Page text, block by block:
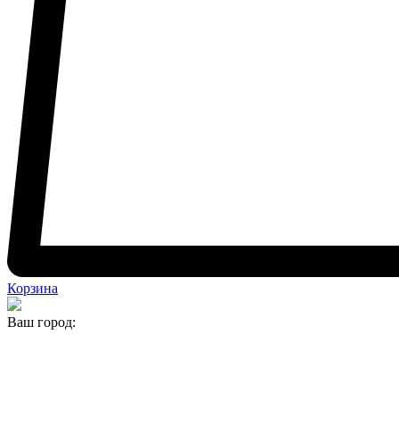
Корзина
Ваш город: